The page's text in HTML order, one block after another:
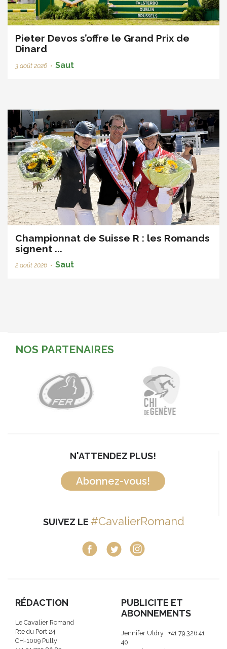
Pieter Devos s’offre le Grand Prix de
Dinard
3 août 2026 • Saut
Championnat de Suisse R : les Romands
signent ...
2 août 2026 • Saut
NOS PARTENAIRES
N'ATTENDEZ PLUS!
Abonnez-vous!
SUIVEZ LE #CavalierRomand
RÉDACTION
Le Cavalier Romand
Rte du Port 24
CH-1009 Pully
PUBLICITE ET
ABONNEMENTS
Jennifer Uldry : +41 79 326 41
40